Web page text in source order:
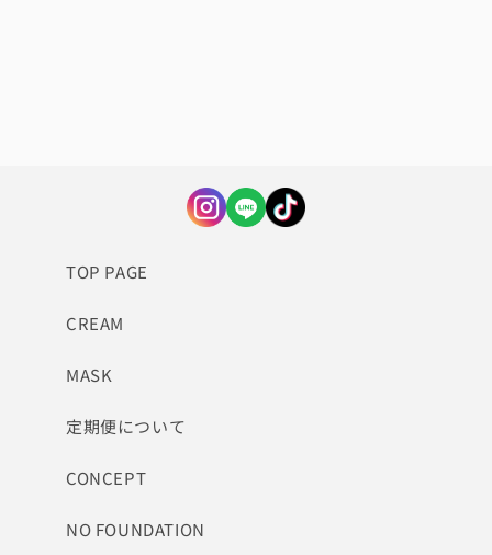
TOP PAGE
CREAM
MASK
定期便について
CONCEPT
NO FOUNDATION